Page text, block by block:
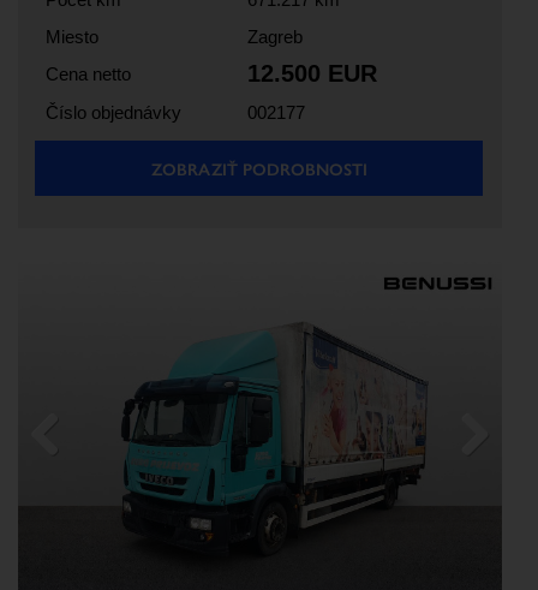
Miesto
Zagreb
Cena netto
12.500 EUR
Číslo objednávky 002177
ZOBRAZIŤ PODROBNOSTI